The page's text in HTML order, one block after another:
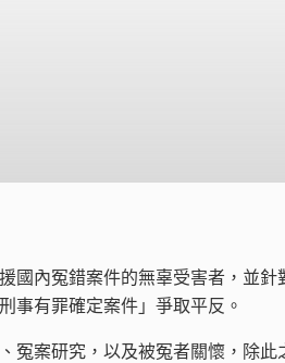
國內冤錯案件的無辜受害者，並針
事有罪確定案件」爭取平反。
冤案研究，以及被冤者關懷，除此